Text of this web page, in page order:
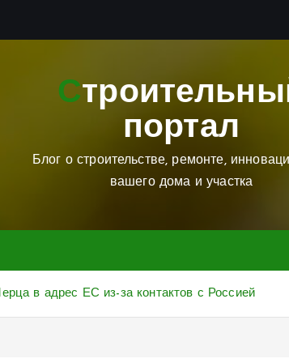
Строительный
портал
Блог о строительстве, ремонте,
вашего дома и участка
в адрес ЕС из-за контактов с Россией